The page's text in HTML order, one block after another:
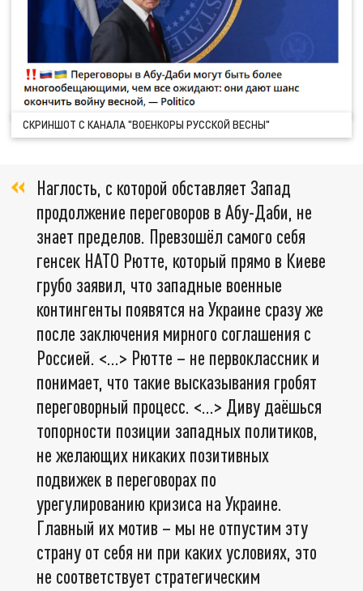
СКРИНШОТ С КАНАЛА "ВОЕНКОРЫ РУССКОЙ ВЕСНЫ"
Наглость, с которой обставляет Запад
продолжение переговоров в Абу-Даби, не
знает пределов. Превзошёл самого себя
генсек НАТО Рютте, который прямо в Киеве
грубо заявил, что западные военные
контингенты появятся на Украине сразу же
после заключения мирного соглашения с
Россией. <…> Рютте – не первоклассник и
понимает, что такие высказывания гробят
переговорный процесс. <…> Диву даёшься
топорности позиции западных политиков,
не желающих никаких позитивных
подвижек в переговорах по
урегулированию кризиса на Украине.
Главный их мотив – мы не отпустим эту
страну от себя ни при каких условиях, это
не соответствует стратегическим